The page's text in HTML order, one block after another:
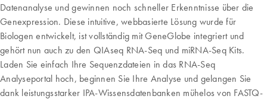
Datenanalyse und gewinnen noch schneller Erkenntnisse über die
Genexpression. Diese intuitive, webbasierte Lösung wurde für
Biologen entwickelt, ist vollständig mit GeneGlobe integriert und
gehört nun auch zu den QIAseq RNA-Seq und miRNA-Seq Kits.
Laden Sie einfach Ihre Sequenzdateien in das RNA-Seq
Analyseportal hoch, beginnen Sie Ihre Analyse und gelangen Sie
dank leistungsstarker IPA-Wissensdatenbanken mühelos von FASTQ-